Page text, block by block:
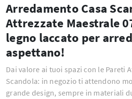
Arredamento Casa
Attrezzate Maestrale
legno laccato per
aspettano!
Dai valore ai tuoi spazi con le Pareti
Scandola: in negozio ti attendono
grande design, sempre in materiali